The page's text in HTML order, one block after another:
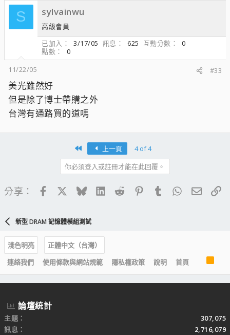
S sylvainwu
高級會員
已加入
3/17/05 訊息 625 互動分數
0
點數
0
11/22/05
#33
美光雖然好
但是除了博士帶購之外
台灣有通路買的道嗎
上一頁
4 of 4
你必須登入或註冊才能在此回覆。
分享： FacebookBlueskyLinkedIn
Reddit PinterestTumblrWhatsApp
電子
新型 DRAM 記憶體模組測試
淺色明亮
正體中文（台灣）
連絡我們
使用條款與網站規範 隱私權政策 說明 首頁
R
S
S
論壇統計
主題
307,075
訊息
2,716,079